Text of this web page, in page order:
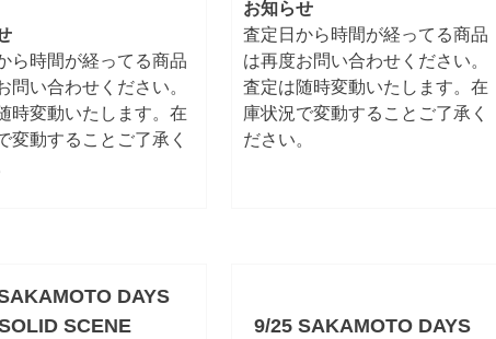
ら時間が経ってる商品
問い合わせください。
時変動いたします。在
変動することご了承く
お知らせ
査定日から時間が経ってる商品
は再度お問い合わせください。
査定は随時変動いたします。在
庫状況で変動することご了承く
ださい。
DAYS
SCENE
9/25 SAKAMOTO DAYS